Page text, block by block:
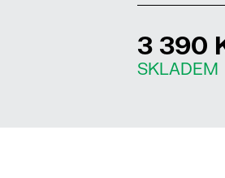
3 390
SKLADEM